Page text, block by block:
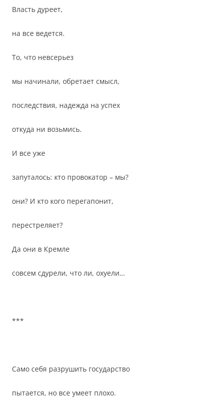
Власть дуреет,
на все ведется.
То, что невсерьез
мы начинали, обретает смысл,
последствия, надежда на успех
откуда ни возьмись.
И все уже
запуталось: кто провокатор – мы?
они? И кто кого перегапонит,
перестреляет?
Да они в Кремле
совсем сдурели, что ли, охуели…
***
Само себя разрушить государство
пытается, но все умеет плохо.